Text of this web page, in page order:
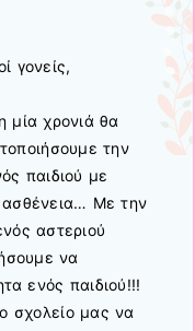
γονείς,
μία χρονιά θα
την
παιδιού με
Με την
αστεριού
να
ενός παιδιού!!!
σχολείο μας να